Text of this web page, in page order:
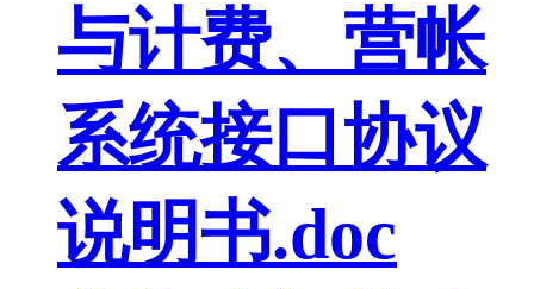
与计费、营帐
系统接口协议
说明书.doc